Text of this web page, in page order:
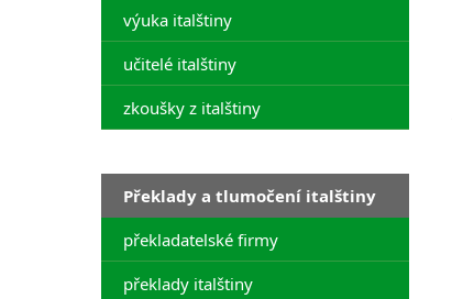
výuka italštiny
učitelé italštiny
zkoušky z italštiny
Překlady a tlumočení italštiny
překladatelské firmy
překlady italštiny